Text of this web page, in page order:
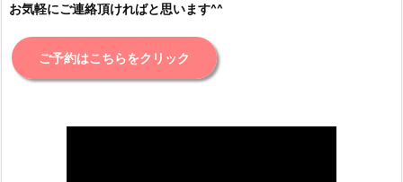
お気軽にご連絡頂ければと思います^^
ご予約はこちらをクリック